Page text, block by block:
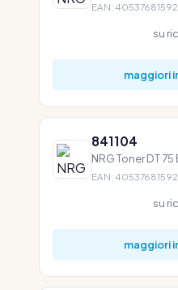
EAN:
su
maggiori
841104
NRG Toner DT
EAN:
su
maggiori